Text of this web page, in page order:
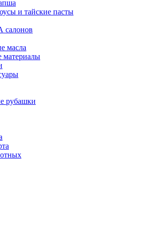
и тайские пасты
салонов
масла
материалы
рубашки